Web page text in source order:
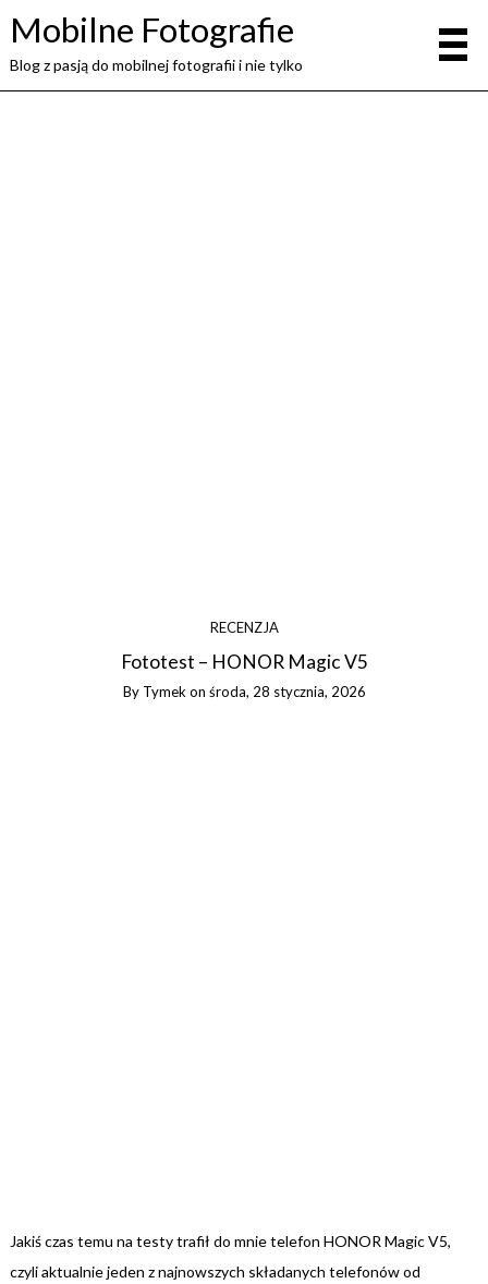
Mobilne Fotografie
Blog z pasją do mobilnej fotografii i nie tylko
RECENZJA
Fototest – HONOR Magic V5
By Tymek on środa, 28 stycznia, 2026
Jakiś czas temu na testy trafił do mnie telefon HONOR Magic V5,
czyli aktualnie jeden z najnowszych składanych telefonów od